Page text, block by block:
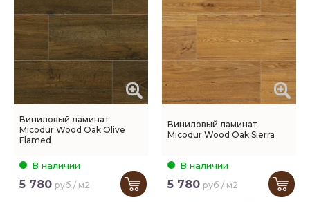
Виниловый ламинат
Micodur Wood Oak Olive
Flamed
В наличии
5 780 руб / м2
Виниловый ламинат
Micodur Wood Oak Sierra
В наличии
5 780 руб / м2